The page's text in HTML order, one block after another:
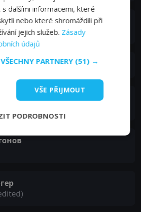
dalšími informacemi, které
nebo které shromáždili při
jejich služeb. Zásady
údajů
PARTNERY (51) →
VŠE PŘIJMOUT
PODROBNOSTI